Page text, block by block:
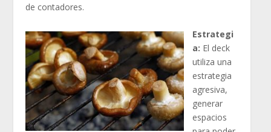
de contadores.
Estrategi
a: El deck
utiliza una
estrategia
agresiva,
generar
espacios